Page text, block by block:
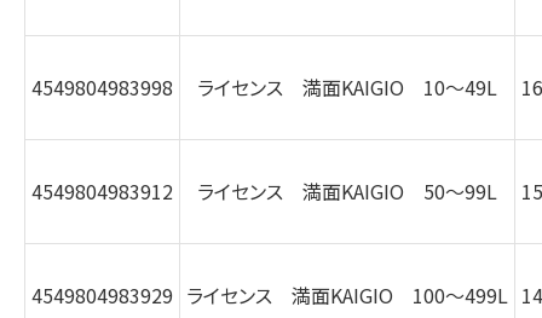
4549804983998 ライセンス 満面KAIGIO 10～49L
4549804983912 ライセンス 満面KAIGIO 50～99L
4549804983929 ライセンス 満面KAIGIO 100～499L